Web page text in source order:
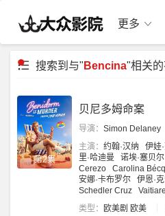
更多
搜索到与" Bencina"相关
第2集
贝尼多姆命案
导演： Simon Delaney
主演： 约翰·汉纳 伊娃
里·哈迪曼
诺埃·塞贝尔
Cerezo
Carolina
安娜·卡布罗尔
伊恩·
Schedler Cruz
类型：
欧美剧 欧美